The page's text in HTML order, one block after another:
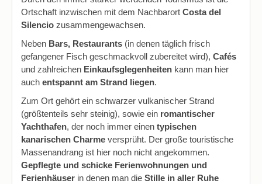
Ortschaft inzwischen mit dem Nachbarort Costa del
Silencio zusammengewachsen.
Neben Bars, Restaurants (in denen täglich frisch
gefangener Fisch geschmackvoll zubereitet wird), Cafés
und zahlreichen Einkaufsglegenheiten kann man hier
auch entspannt am Strand liegen.
Zum Ort gehört ein schwarzer vulkanischer Strand
(größtenteils sehr steinig), sowie ein romantischer
Yachthafen, der noch immer einen typischen
kanarischen Charme versprüht. Der große touristische
Massenandrang ist hier noch nicht angekommen.
Gepflegte und schicke Ferienwohnungen und
Ferienhäuser in denen man die Stille in aller Ruhe